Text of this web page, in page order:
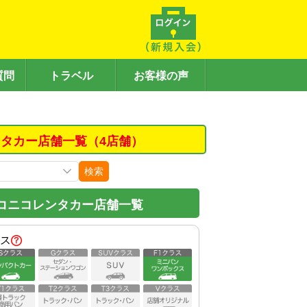
問 トラベル お客様の声
カー店舗一覧（4店舗）
検索
ニコレンタカー店舗一覧